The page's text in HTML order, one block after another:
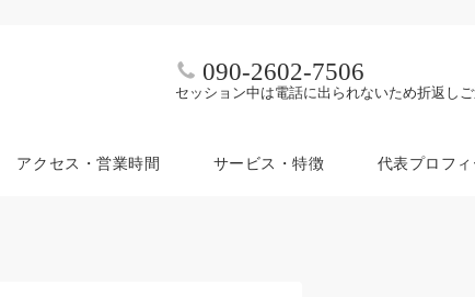
090-2602-7506
セッション中は電話に出られないため折返し
アクセス・営業時間 サービス・特徴 代表プロフ